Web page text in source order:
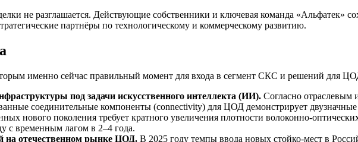
не разглашается. Действующие собственники и ключевая команда «Альфатек»
партнёры по технологическому и коммерческому развитию.
именно сейчас правильный момент для входа в сегмент СКС и решений для
под задачи искусственного интеллекта (ИИ). Согласно отраслевым
соединительные компоненты (connectivity) для ЦОД демонстрирует
нового поколения требует кратного увеличения плотности волоконно-
с временным лагом в 2–4 года.
на отечественном рынке ЦОД. В 2025 году темпы ввода новых стойко-мест в